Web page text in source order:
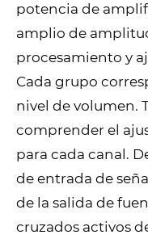
potencia de
amplio de
procesamiento y
Cada grupo
nivel de volumen.
comprender el
para cada canal.
de entrada de
de la salida de
cruzados activos